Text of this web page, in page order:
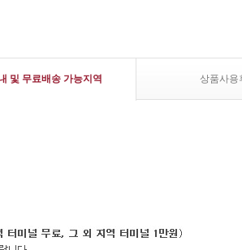
및 무료배송 가능지역 상품사용